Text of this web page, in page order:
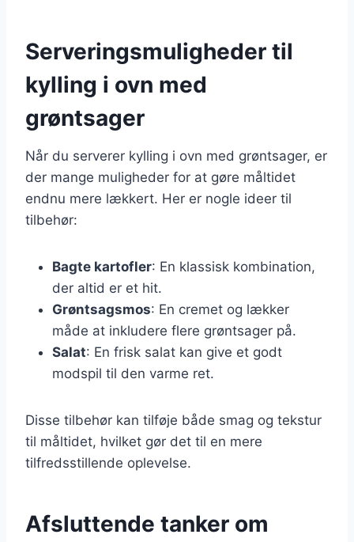
Serveringsmuligheder til
kylling i ovn med
grøntsager
Når du serverer kylling i ovn med grøntsager, er
der mange muligheder for at gøre måltidet
endnu mere lækkert. Her er nogle ideer til
tilbehør:
Bagte kartofler: En klassisk kombination,
der altid er et hit.
Grøntsagsmos: En cremet og lækker
måde at inkludere flere grøntsager på.
Salat: En frisk salat kan give et godt
modspil til den varme ret.
Disse tilbehør kan tilføje både smag og tekstur
til måltidet, hvilket gør det til en mere
tilfredsstillende oplevelse.
Afsluttende tanker om